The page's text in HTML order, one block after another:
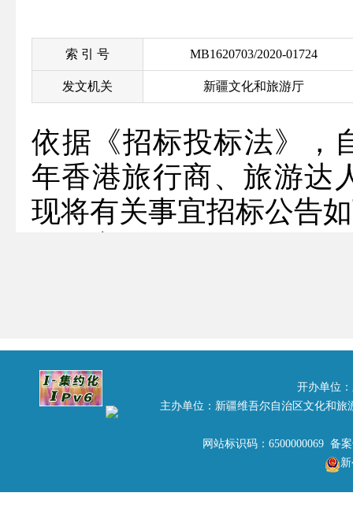
索 引 号 MB1620703/2020-01724
发文机关 新疆文化和旅游厅
依据《招标投标法》，
年香港旅行商、旅游达
现将有关事宜招标公告
（二）竞标人资格。
1.应具有旅行社经营资
上(含300万)。
2.投标人具有组织接待
踩线活动顺利举行。
开办单位
主办单位：新疆维吾尔自治区文化和
网站标识码：6500000069 备